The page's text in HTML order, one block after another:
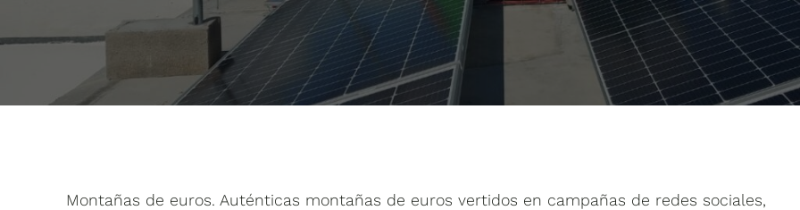
Montañas de euros. Auténticas montañas de euros vertidos en campañas de redes sociales,